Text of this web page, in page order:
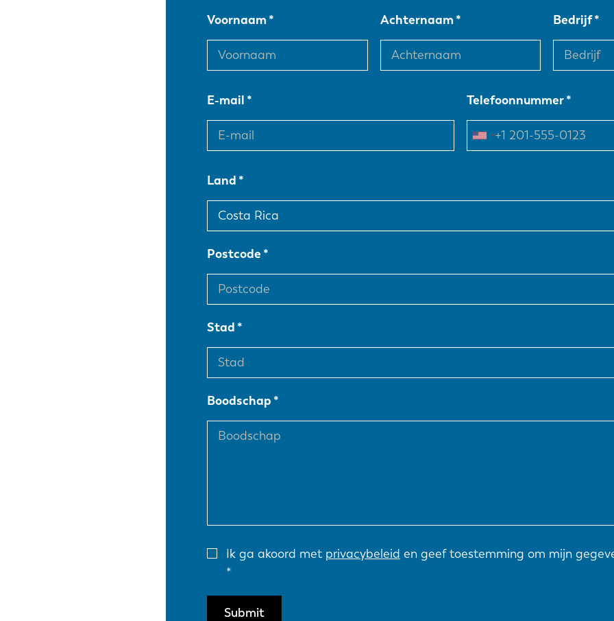
Voornaam Achternaam Bedrijf
E-mail Telefoonnummer
Land
Postcode
Stad
Boodschap
Ik ga akoord met privacybeleid en geef toestemming om mijn
Submit
EN